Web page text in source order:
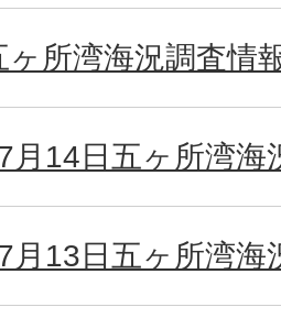
ヶ所湾海況調査情
月14日五ヶ所湾海
月13日五ヶ所湾海